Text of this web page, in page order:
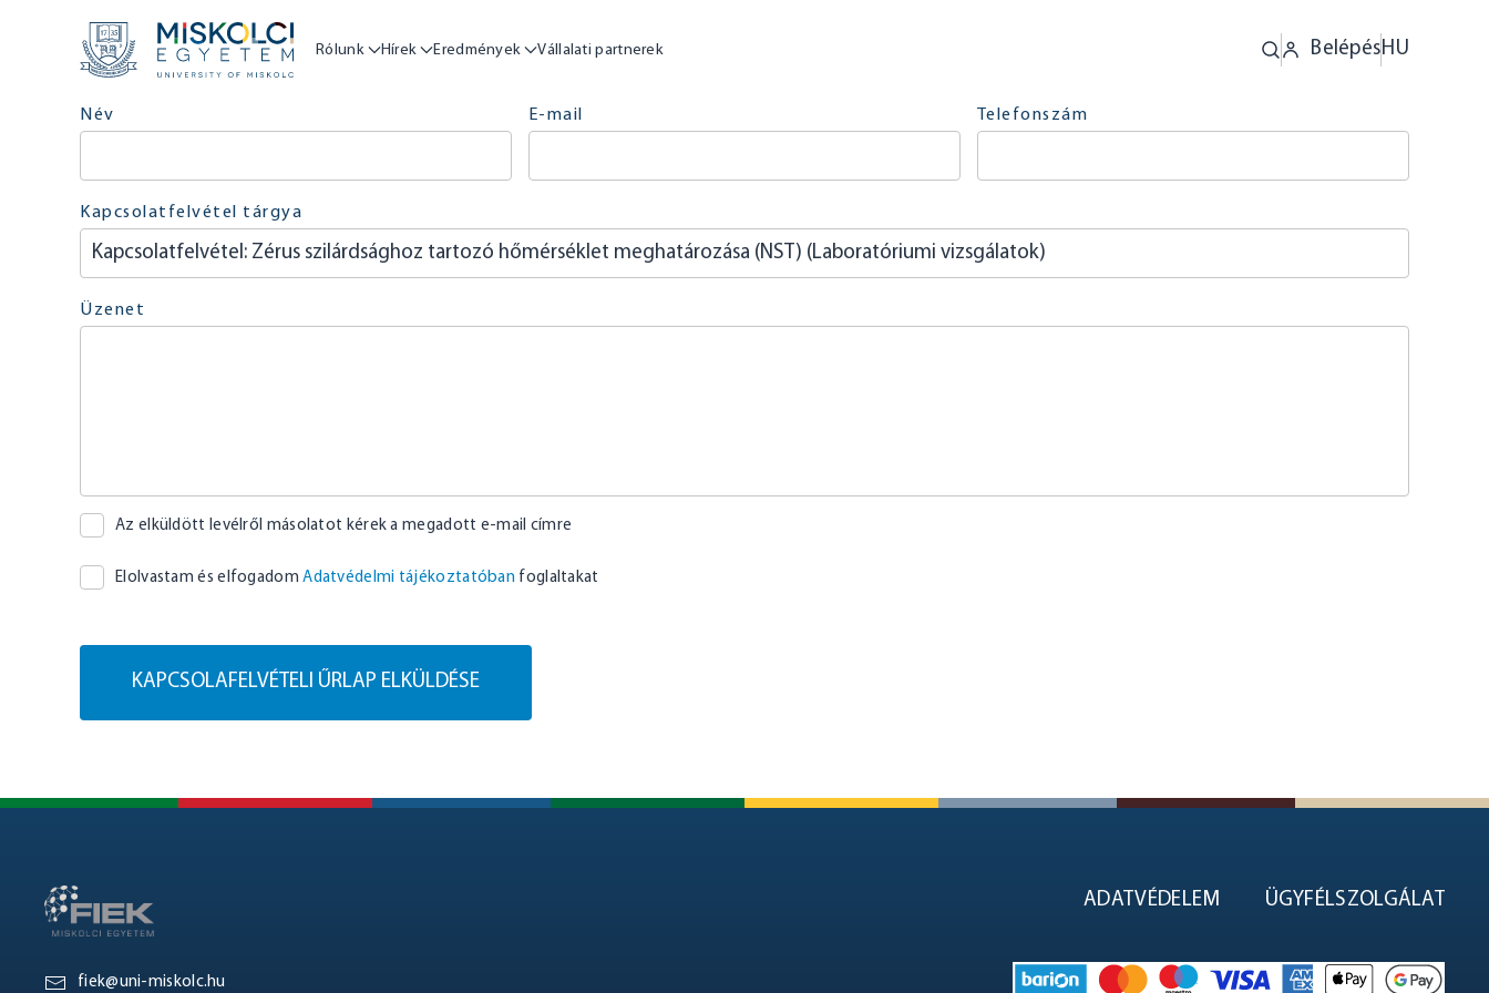
Rólunk Hírek Eredmények Vállalati partnerek BelépésHU
Név E-mail Telefonszám
Kapcsolatfelvétel tárgya
Üzenet
Az elküldött levélről másolatot kérek a megadott e-mail címre
Elolvastam és elfogadomAdatvédelmi tájékoztatóban foglaltakat
KAPCSOLAFELVÉTELI ŰRLAP ELKÜLDÉSE
fiek@uni-miskolc.hu
ADATVÉDELEM ÜGYFÉLSZOLGÁLAT